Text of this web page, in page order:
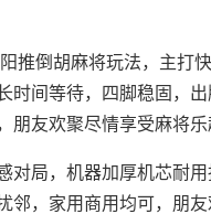
推倒胡麻将玩法，主打
时间等待，四脚稳固，
友欢聚尽情享受麻将乐
对局，机器加厚机芯耐
，家用商用均可，朋友